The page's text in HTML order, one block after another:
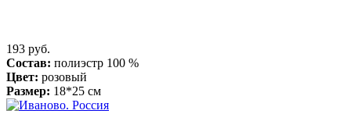
193 руб.
Состав: полиэстр 100 %
Цвет: розовый
Размер: 18*25 см